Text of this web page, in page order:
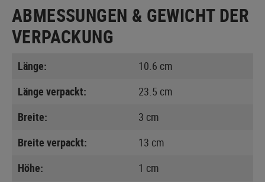
ABMESSUNGEN & GEWICHT DER
VERPACKUNG
Länge:
10.6 cm
Länge verpackt:
23.5 cm
Breite:
3 cm
Breite verpackt:
13 cm
Höhe:
1 cm